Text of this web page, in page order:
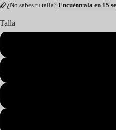
¿No sabes tu talla? Encuéntrala en 15
Talla